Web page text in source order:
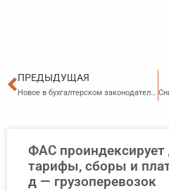
Пред
ПРЕДЫДУЩАЯ
Новое в бухгалтерском законодательстве: уточнение сроков перехода к применению документов МСФО
ФАС
тарифы, сборы и
д — грузоперевозок